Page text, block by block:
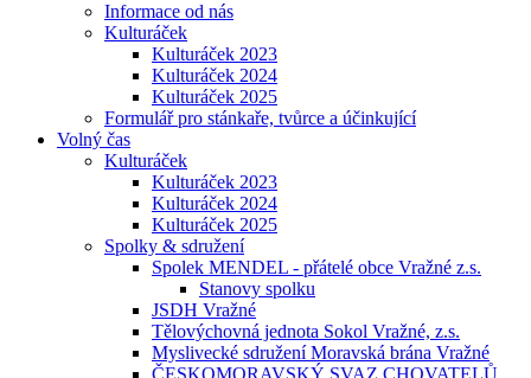
Informace od nás
Kulturáček
Kulturáček 2023
Kulturáček 2024
Kulturáček 2025
Formulář pro stánkaře, tvůrce a účinkující
Volný čas
Kulturáček
Kulturáček 2023
Kulturáček 2024
Kulturáček 2025
Spolky & sdružení
Spolek MENDEL - přátelé obce Vražné z.s.
Stanovy spolku
JSDH Vražné
Tělovýchovná jednota Sokol Vražné, z.s.
Myslivecké sdružení Moravská brána Vražné
ČESKOMORAVSKÝ SVAZ CHOVATELŮ